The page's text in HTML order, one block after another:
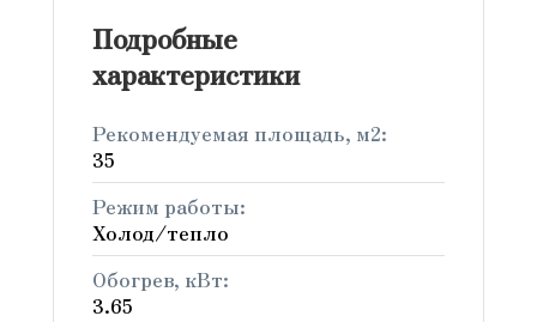
Подробные
характеристики
Рекомендуемая площадь, м2:
35
Режим работы:
Холод/тепло
Обогрев, кВт:
3.65